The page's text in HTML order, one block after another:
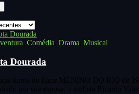
Comédia Drama Musical
Dourada